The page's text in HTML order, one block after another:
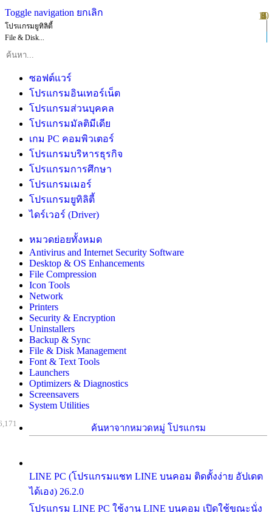
Toggle navigation ยกเลิก
โปรแกรมยูทิลิตี้
File & Disk...
ซอฟต์แวร์
โปรแกรมอินเทอร์เน็ต
โปรแกรมส่วนบุคคล
โปรแกรมมัลติมีเดีย
เกม PC คอมพิวเตอร์
โปรแกรมบริหารธุรกิจ
โปรแกรมการศึกษา
โปรแกรมเมอร์
โปรแกรมยูทิลิตี้
ไดร์เวอร์ (Driver)
หมวดย่อยทั้งหมด
Antivirus and Internet Security Software
Desktop & OS Enhancements
File Compression
Icon Tools
Network
Printers
Security & Encryption
Uninstallers
Backup & Sync
File & Disk Management
Font & Text Tools
Launchers
Optimizers & Diagnostics
Screensavers
System Utilities
ค้นหาจากหมวดหมู่ โปรแกรม
LINE PC (โปรแกรมแชท LINE บนคอม ติดตั้งง่าย อัปเดต
ได้เอง) 26.2.0
โปรแกรม LINE PC ใช้งาน LINE บนคอม เปิดใช้ขณะนั่ง
1
2
3
4
5
6
7
8
9
10